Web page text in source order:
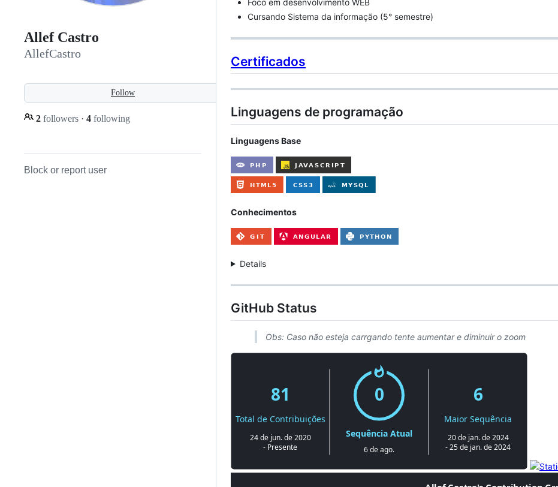
Allef Castro
AllefCastro
Follow
2 followers · 4 following
Block or report user
Cursando Sistema da informação (5° semestre)
Certificados
Linguagens de programação
Linguagens Base
Conhecimentos
Details
GitHub Status
Obs: Caso não esteja carrgando tente aumentar e diminuir o zoom